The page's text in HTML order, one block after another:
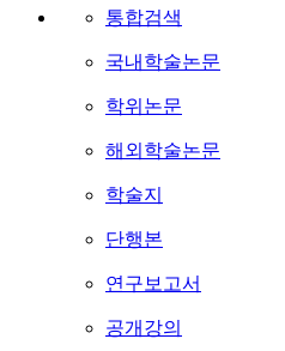
통합검색
국내학술논문
학위논문
해외학술논문
학술지
단행본
연구보고서
공개강의